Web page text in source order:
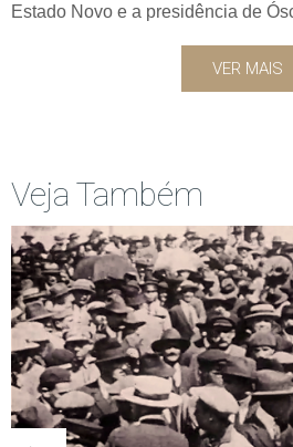
Estado Novo e a presidência de
VER MAIS
Veja Também